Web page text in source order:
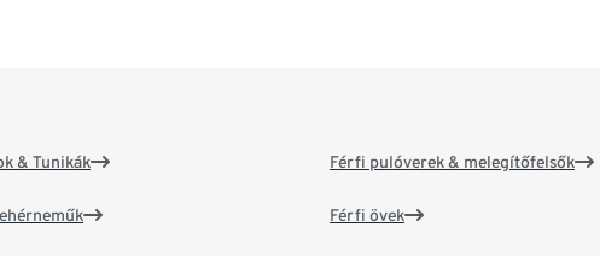
& Tunikák Férfi pulóverek & melegítőfelsők
Férfi övek